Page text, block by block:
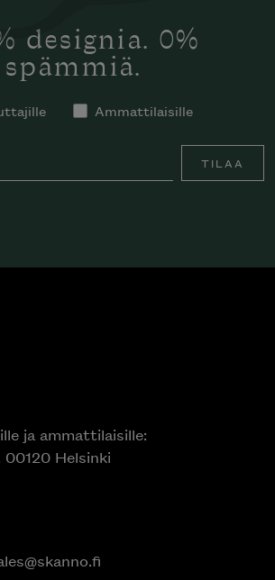
designia. 0%
spämmiä.
Ammattilaisille
TILAA
ja ammattilaisille:
Helsinki